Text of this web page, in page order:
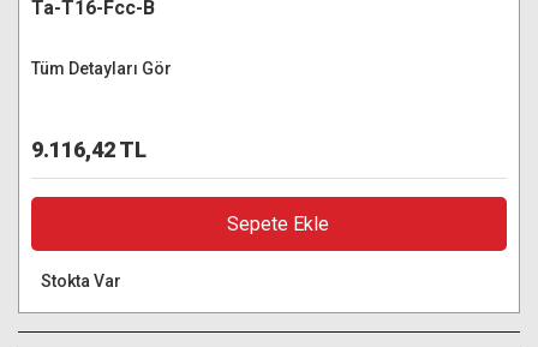
Ta-T16-Fcc-B
Tüm Detayları Gör
9.116,42 TL
Sepete Ekle
Stokta Var